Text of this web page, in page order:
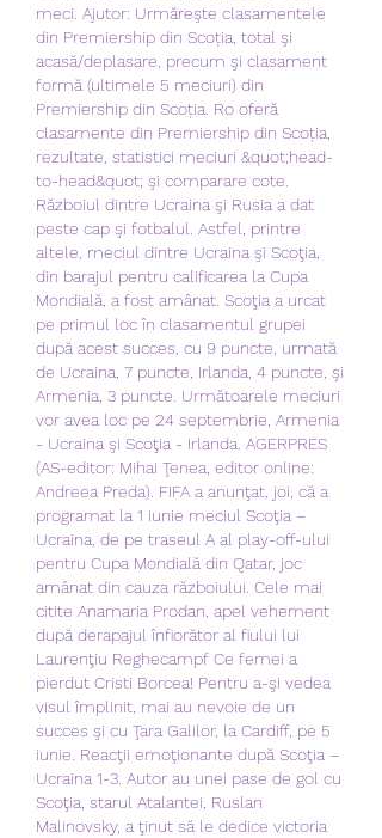
meci. Ajutor: Urmăreşte clasamentele
din Premiership din Scoția, total şi
acasă/deplasare, precum şi clasament
formă (ultimele 5 meciuri) din
Premiership din Scoția. Ro oferă
clasamente din Premiership din Scoția,
rezultate, statistici meciuri &quot;head-
to-head&quot; şi comparare cote.
Războiul dintre Ucraina şi Rusia a dat
peste cap şi fotbalul. Astfel, printre
altele, meciul dintre Ucraina şi Scoţia,
din barajul pentru calificarea la Cupa
Mondială, a fost amânat. Scoţia a urcat
pe primul loc în clasamentul grupei
după acest succes, cu 9 puncte, urmată
de Ucraina, 7 puncte, Irlanda, 4 puncte, şi
Armenia, 3 puncte. Următoarele meciuri
vor avea loc pe 24 septembrie, Armenia
- Ucraina şi Scoţia - Irlanda. AGERPRES
(AS-editor: Mihai Ţenea, editor online:
Andreea Preda). FIFA a anunţat, joi, că a
programat la 1 iunie meciul Scoţia –
Ucraina, de pe traseul A al play-off-ului
pentru Cupa Mondială din Qatar, joc
amânat din cauza războiului. Cele mai
citite Anamaria Prodan, apel vehement
după derapajul înfiorător al fiului lui
Laurenţiu Reghecampf Ce femei a
pierdut Cristi Borcea! Pentru a-şi vedea
visul împlinit, mai au nevoie de un
succes şi cu Ţara Galilor, la Cardiff, pe 5
iunie. Reacţii emoţionante după Scoţia –
Ucraina 1-3. Autor au unei pase de gol cu
Scoţia, starul Atalantei, Ruslan
Malinovsky, a ţinut să le dedice victoria